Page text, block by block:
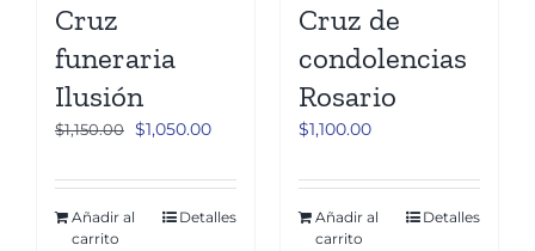
Cruz
funeraria
Ilusión
$1,150.00 El
original
$1,050.00El
actual
es:
Añadir al
carrito
Detalles
Cruz de
condolencias
Rosario
$1,100.00
Añadir al
carrito
Detalles